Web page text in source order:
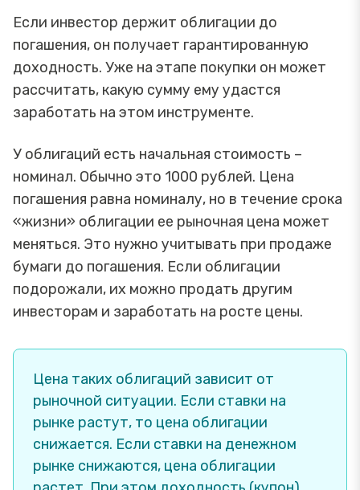
Если инвестор держит облигации до
погашения, он получает гарантированную
доходность. Уже на этапе покупки он может
рассчитать, какую сумму ему удастся
заработать на этом инструменте.
У облигаций есть начальная стоимость –
номинал. Обычно это 1000 рублей. Цена
погашения равна номиналу, но в течение срока
«жизни» облигации ее рыночная цена может
меняться. Это нужно учитывать при продаже
бумаги до погашения. Если облигации
подорожали, их можно продать другим
инвесторам и заработать на росте цены.
Цена таких облигаций зависит от
рыночной ситуации. Если ставки на
рынке растут, то цена облигации
снижается. Если ставки на денежном
рынке снижаются, цена облигации